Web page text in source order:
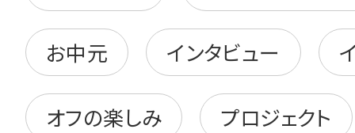
お中元 インタビュー
オフの楽しみ プロジェクト